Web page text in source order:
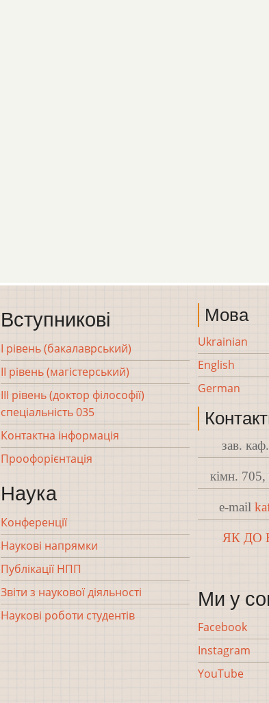
Вступникові
І рівень (бакалаврський)
ІІ рівень (магістерський)
ІІІ рівень (доктор філософії)
спеціальність 035
Контактна інформація
Проофорієнтація
Наука
Конференції
Наукові напрямки
Публікації НПП
Звіти з наукової діяльності
Наукові роботи студентів
Мова
Ukrainian
English
German
зав.
кімн. 705,
e-mail
ЯК ДО
Ми у
Facebook
Instagram
YouTube